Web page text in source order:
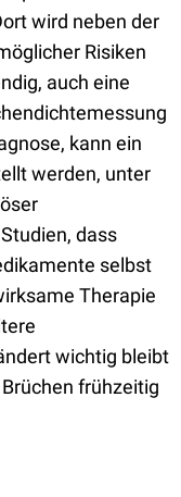
wird neben der
Risiken
auch eine
kann ein
werden, unter
dass
selbst
Therapie
wichtig bleibt
frühzeitig